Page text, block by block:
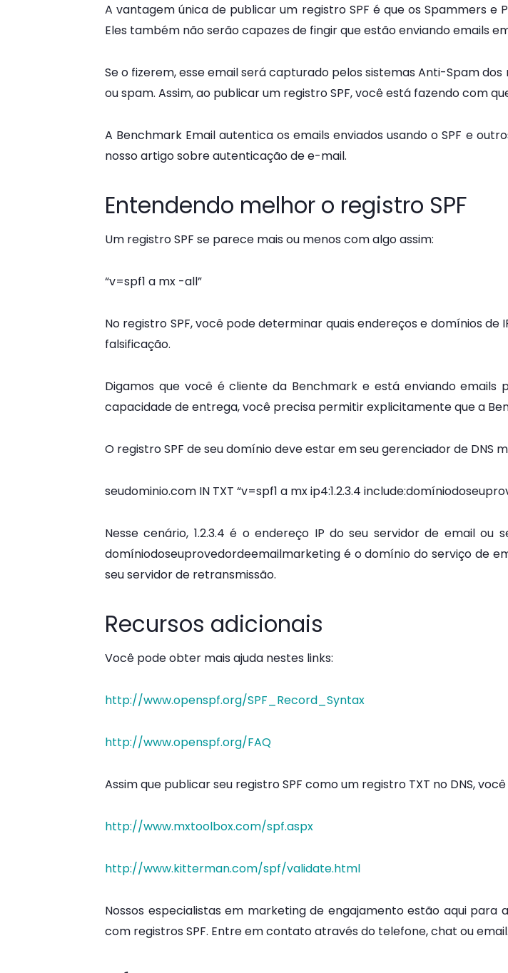
A vantagem única de publicar um registro SPF é que os Spammers e
Eles também não serão capazes de fingir que estão enviando emails
Se o fizerem, esse email será capturado pelos sistemas Anti-Spam
ou spam. Assim, ao publicar um registro SPF, você está fazendo com
A Benchmark Email autentica os emails enviados usando o SPF e
nossoartigo sobre autenticação de e-mail.
Entendendo melhor o registro SPF
Um registro SPF se parece mais ou menos com algo assim:
“v=spf1 a mx -all”
No registro SPF, você pode determinar quais endereços e domínios
falsificação.
Digamos que você é cliente da Benchmark e está enviando
capacidade de entrega, você precisa permitir explicitamente que a
O registro SPF de seu domínio deve estar em seu gerenciador de DNS
seudominio.com IN TXT “v=spf1 a mx ip4:1.2.3.4
Nesse cenário, 1.2.3.4 é o endereço IP do seu servidor de email
domíniodoseuprovedordeemailmarketing é o domínio do serviço de
seu servidor de retransmissão.
Recursos adicionais
Você pode obter mais ajuda nestes links:
http://www.openspf.org/SPF_Record_Syntax
http://www.openspf.org/FAQ
Assim que publicar seu registro SPF como um registro TXT no DNS,
http://www.mxtoolbox.com/spf.aspx
http://www.kitterman.com/spf/validate.html
Nossos especialistas em marketing de engajamento estão aqui
com registros SPF. Entre em contato através do telefone, chat ou email.